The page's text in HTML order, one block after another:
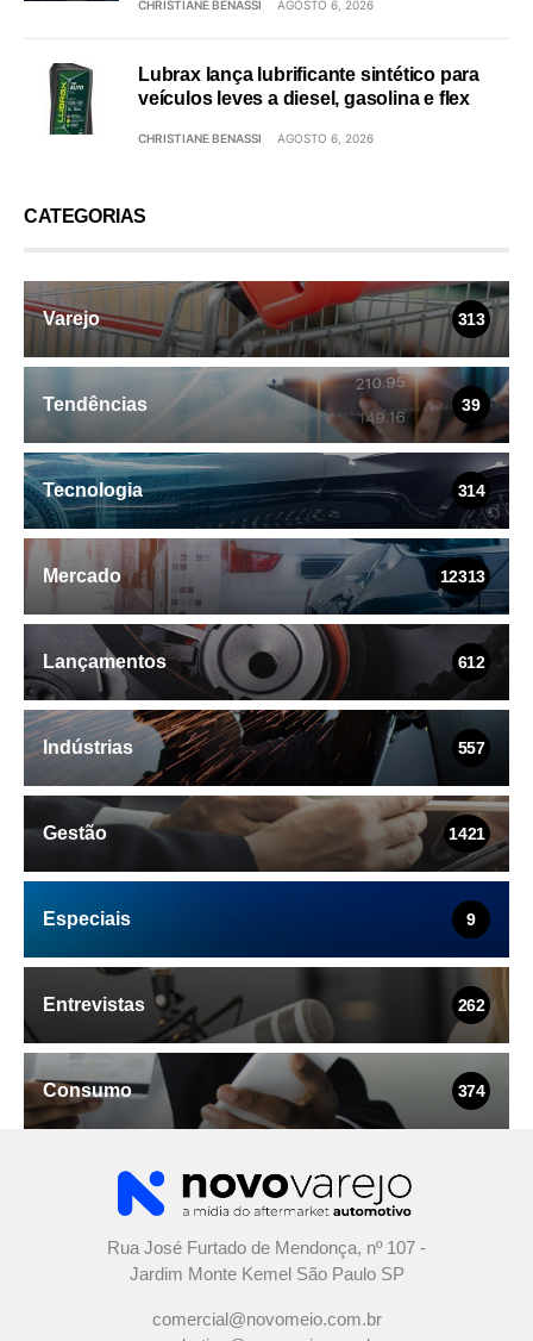
CHRISTIANE BENASSI AGOSTO 6, 2026
Lubrax lança lubrificante sintético para
veículos leves a diesel, gasolina e flex
CHRISTIANE BENASSI AGOSTO 6, 2026
CATEGORIAS
Varejo 313
Tendências 39
Tecnologia 314
Mercado 12313
Lançamentos 612
Indústrias 557
Gestão 1421
Especiais 9
Entrevistas 262
Consumo 374
Rua José Furtado de Mendonça, nº 107 -
Jardim Monte Kemel São Paulo SP
comercial@novomeio.com.br